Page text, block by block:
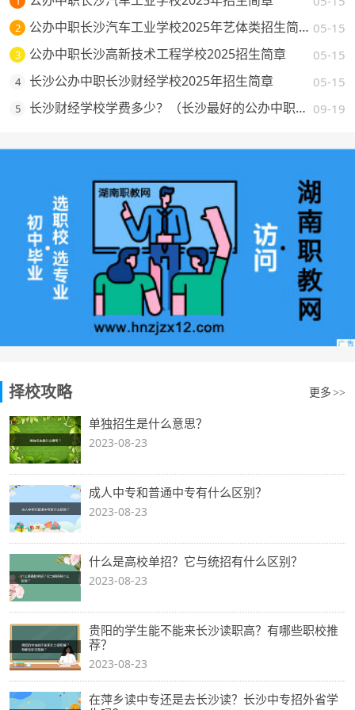
2 05-15
公办中职长沙汽车工业学校2025年艺体类招生简章
3 05-15
公办中职长沙高新技术工程学校2025招生简章
4 05-15
长沙公办中职长沙财经学校2025年招生简章
5 09-19
长沙财经学校学费多少？（长沙最好的公办中职学校费用一览）
择校攻略 更多 >>
单独招生是什么意思？
2023-08-23
成人中专和普通中专有什么区别？
2023-08-23
什么是高校单招？它与统招有什么区别？
2023-08-23
贵阳的学生能不能来长沙读职高？有哪些职校推
荐？
2023-08-23
在萍乡读中专还是去长沙读？长沙中专招外省学